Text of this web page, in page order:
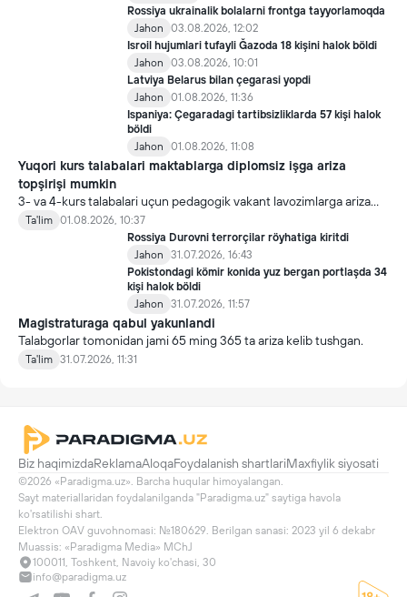
Rossiya ukrainalik bolalarni frontga tayyorlamoqda
Jahon
03.08.2026, 12:02
Isroil hujumlari tufayli Ğazoda 18 kişini halok böldi
Jahon
03.08.2026, 10:01
Latviya Belarus bilan çegarasi yopdi
Jahon
01.08.2026, 11:36
Ispaniya: Çegaradagi tartibsizliklarda 57 kişi halok
böldi
Jahon
01.08.2026, 11:08
Yuqori kurs talabalari maktablarga diplomsiz işga ariza
topşirişi mumkin
3- va 4-kurs talabalari uçun pedagogik vakant lavozimlarga ariza
topşirish yanada soddalaştirildi.
Ta'lim 01.08.2026, 10:37
Rossiya Durovni terrorçilar röyhatiga kiritdi
Jahon
31.07.2026, 16:43
Pokistondagi kömir konida yuz bergan portlaşda 34
kişi halok böldi
Jahon
31.07.2026, 11:57
Magistraturaga qabul yakunlandi
Talabgorlar tomonidan jami 65 ming 365 ta ariza kelib tushgan.
Ta'lim 31.07.2026, 11:31
Biz haqimizdaReklamaAloqaFoydalanish shartlariMaxfiylik siyosati
©2026 «Paradigma.uz». Barcha huqular himoyalangan.
Sayt materiallaridan foydalanilganda "Paradigma.uz" saytiga havola
ko'rsatilishi shart.
Elektron OAV guvohnomasi: №180629. Berilgan sanasi: 2023 yil 6 dekabr
Muassis: «Paradigma Media» MChJ
100011, Toshkent, Navoiy ko'chasi, 30
info@paradigma.uz